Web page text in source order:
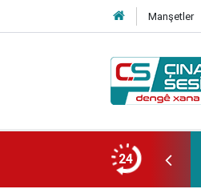
Manşetler
24